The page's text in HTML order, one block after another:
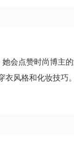
会点赞时尚博主
风格和化妆技巧。